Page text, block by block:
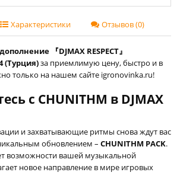
Характеристики Отзывов (0)
『DJMAX RESPECT』
(Турция)за приемлимую цену, быстро и в
только на нашем сайте igronovinka.ru!
с CHUNITHM в DJMAX
и захватывающие ритмы снова ждут вас
обновлением – CHUNITHM PACK.
возможности вашей музыкальной
новое направление в мире игровых